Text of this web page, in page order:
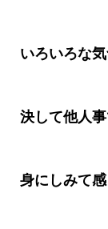
いろいろな
決して他人
身にしみて